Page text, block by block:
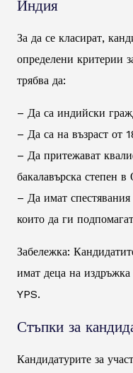
Индия
За да се класират,
определени критерии
трябва да:
– Да са индийски
– Да са на възраст от
– Да притежават
бакалавърска степен
– Да имат
които да ги
Забележка:
имат деца на
YPS.
Стъпки за
Кандидатурите за